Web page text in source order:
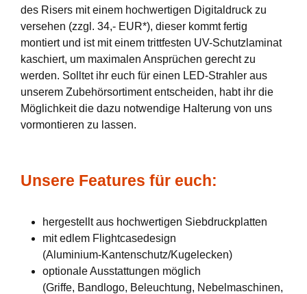
des Risers mit einem hochwertigen Digitaldruck zu
versehen (zzgl. 34,- EUR*), dieser kommt fertig
montiert und ist mit einem trittfesten UV-Schutzlaminat
kaschiert, um maximalen Ansprüchen gerecht zu
werden. Solltet ihr euch für einen LED-Strahler aus
unserem Zubehörsortiment entscheiden, habt ihr die
Möglichkeit die dazu notwendige Halterung von uns
vormontieren zu lassen.
Unsere Features für euch:
hergestellt aus hochwertigen Siebdruckplatten
mit edlem Flightcasedesign
(Aluminium-Kantenschutz/Kugelecken)
optionale Ausstattungen möglich
(Griffe, Bandlogo, Beleuchtung, Nebelmaschinen,